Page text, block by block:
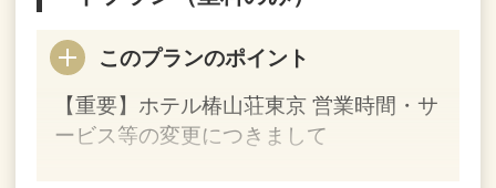
このプランのポイント
【重要】ホテル椿山荘東京 営業時間・サ
ービス等の変更につきまして